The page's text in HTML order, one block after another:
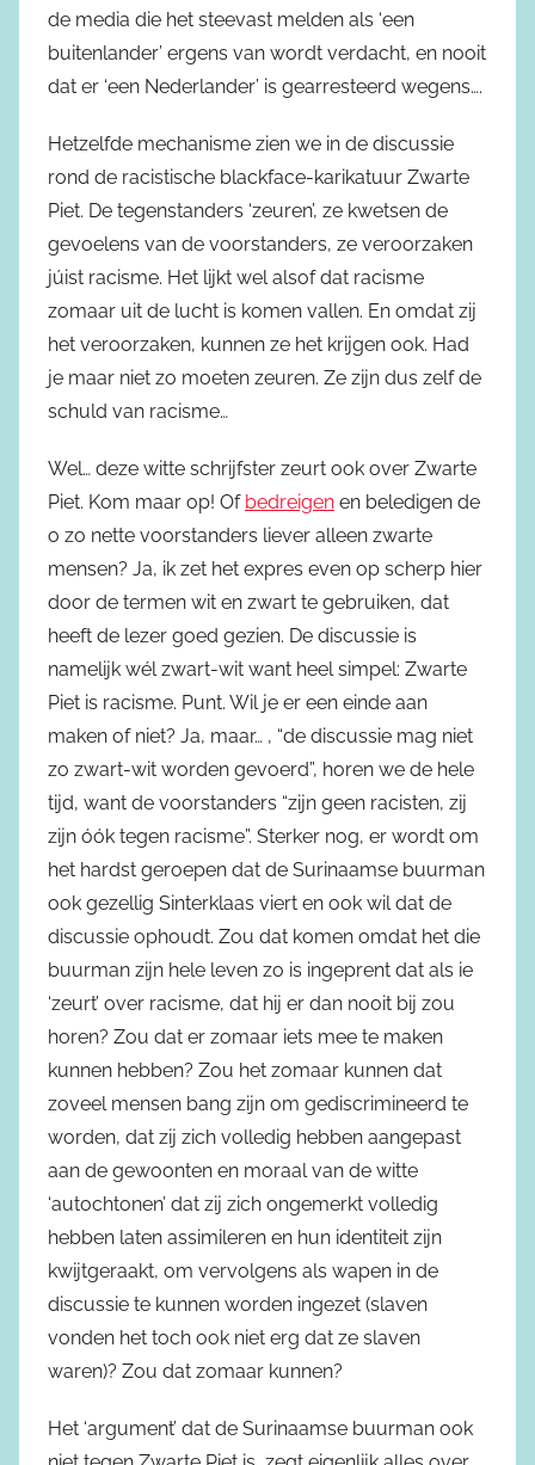
de media die het steevast melden als ‘een
buitenlander’ ergens van wordt verdacht, en nooit
dat er ‘een Nederlander’ is gearresteerd wegens….
Hetzelfde mechanisme zien we in de discussie
rond de racistische blackface-karikatuur Zwarte
Piet. De tegenstanders ‘zeuren’, ze kwetsen de
gevoelens van de voorstanders, ze veroorzaken
júist racisme. Het lijkt wel alsof dat racisme
zomaar uit de lucht is komen vallen. En omdat zij
het veroorzaken, kunnen ze het krijgen ook. Had
je maar niet zo moeten zeuren. Ze zijn dus zelf de
schuld van racisme…
Wel… deze witte schrijfster zeurt ook over Zwarte
Piet. Kom maar op! Of bedreigen en beledigen de
o zo nette voorstanders liever alleen zwarte
mensen? Ja, ik zet het expres even op scherp hier
door de termen wit en zwart te gebruiken, dat
heeft de lezer goed gezien. De discussie is
namelijk wél zwart-wit want heel simpel: Zwarte
Piet is racisme. Punt. Wil je er een einde aan
maken of niet? Ja, maar… , “de discussie mag niet
zo zwart-wit worden gevoerd”, horen we de hele
tijd, want de voorstanders “zijn geen racisten, zij
zijn óók tegen racisme”. Sterker nog, er wordt om
het hardst geroepen dat de Surinaamse buurman
ook gezellig Sinterklaas viert en ook wil dat de
discussie ophoudt. Zou dat komen omdat het die
buurman zijn hele leven zo is ingeprent dat als ie
‘zeurt’ over racisme, dat hij er dan nooit bij zou
horen? Zou dat er zomaar iets mee te maken
kunnen hebben? Zou het zomaar kunnen dat
zoveel mensen bang zijn om gediscrimineerd te
worden, dat zij zich volledig hebben aangepast
aan de gewoonten en moraal van de witte
‘autochtonen’ dat zij zich ongemerkt volledig
hebben laten assimileren en hun identiteit zijn
kwijtgeraakt, om vervolgens als wapen in de
discussie te kunnen worden ingezet (slaven
vonden het toch ook niet erg dat ze slaven
waren)? Zou dat zomaar kunnen?
Het ‘argument’ dat de Surinaamse buurman ook